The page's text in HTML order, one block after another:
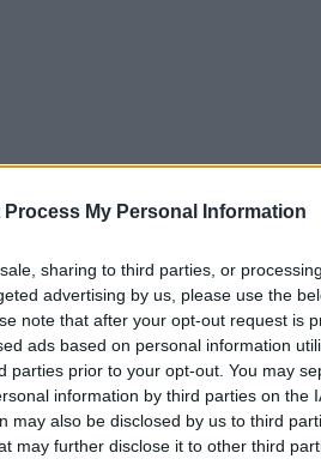
Process My Personal Information
sharing to third parties, or
advertising by us, please use the
note that after your opt-out request is
ads based on personal information
parties prior to your opt-out. You may
information by third parties on the
may also be disclosed by us to third
may further disclose it to other third
se publica esta aplicación en